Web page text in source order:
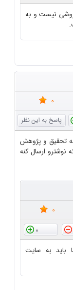
نیست و به
0
تحقیق و پژوهش
نوشترو ارسال کنه
0
0
باید به سایت